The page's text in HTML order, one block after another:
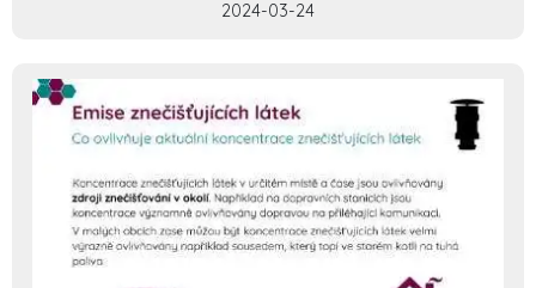
2024-03-24